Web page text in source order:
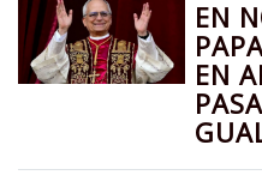
EN
EN